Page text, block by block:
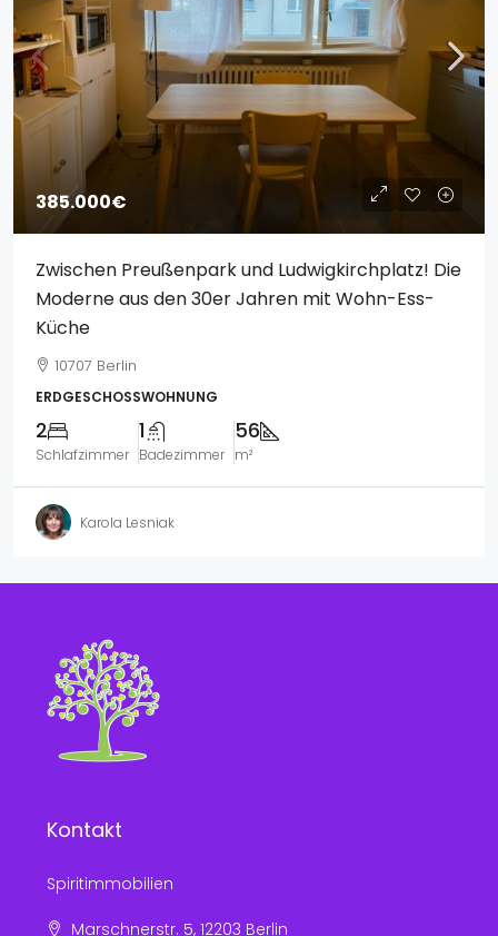
385.000€
Zwischen Preußenpark und Ludwigkirchplatz! Die
Moderne aus den 30er Jahren mit Wohn-Ess-
Küche
10707 Berlin
ERDGESCHOSSWOHNUNG
2
Schlafzimmer
1
Badezimmer
56
m²
Karola Lesniak
Kontakt
Spiritimmobilien
Marschnerstr. 5, 12203 Berlin